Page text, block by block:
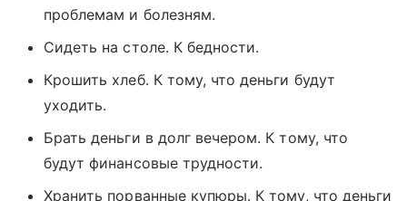
проблемам и болезням.
Сидеть на столе. К бедности.
Крошить хлеб. К тому, что деньги будут
уходить.
Брать деньги в долг вечером. К тому, что
будут финансовые трудности.
Хранить порванные купюры. К тому, что деньги